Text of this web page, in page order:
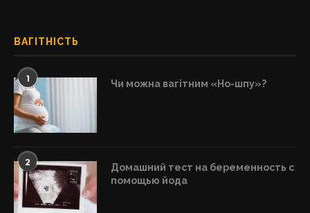
ВАГІТНІСТЬ
1 Чи можна вагітним «Но-шпу»?
2
Домашний тест на беременность с
помощью йода